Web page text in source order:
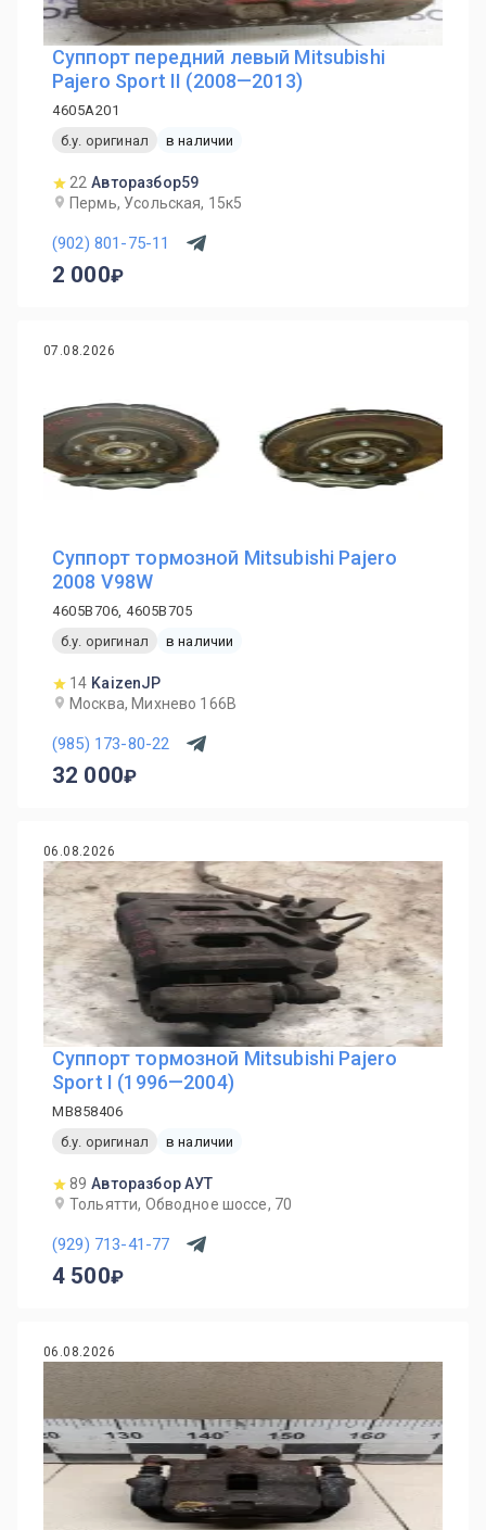
Суппорт передний левый Mitsubishi
Pajero Sport II (2008—2013)
4605A201
б.у. оригинал
в наличии
22 Авторазбор59
Пермь, Усольская, 15к5
(902) 801-75-11
2 000
07.08.2026
Суппорт тормозной Mitsubishi Pajero
2008 V98W
4605B706, 4605B705
б.у. оригинал
в наличии
14 KaizenJP
Москва, Михнево 166В
(985) 173-80-22
32 000
06.08.2026
Суппорт тормозной Mitsubishi Pajero
Sport I (1996—2004)
MB858406
б.у. оригинал
в наличии
89 Авторазбор АУТ
Тольятти, Обводное шоссе, 70
(929) 713-41-77
4 500
06.08.2026